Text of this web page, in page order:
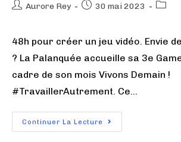
Aurore Rey 30 mai 2023
48h pour créer un jeu vidéo. Envie
? La Palanquée accueille sa 3e
cadre de son mois Vivons Demain !
#TravaillerAutrement. Ce…
Continuer La Lecture